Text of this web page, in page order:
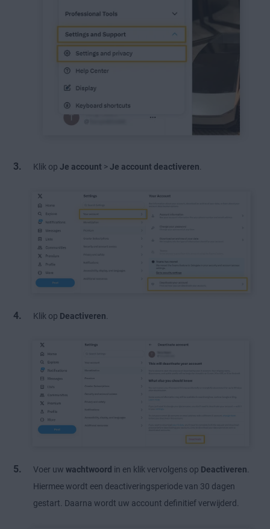
Klik op Je account > Je account deactiveren
Klik op Deactiveren
Voer uw wachtwoord in en klik vervolgens op Deactiveren.
Hiermee wordt een deactiveringsperiode van 30 dagen
gestart. Daarna wordt uw account definitief verwijderd.